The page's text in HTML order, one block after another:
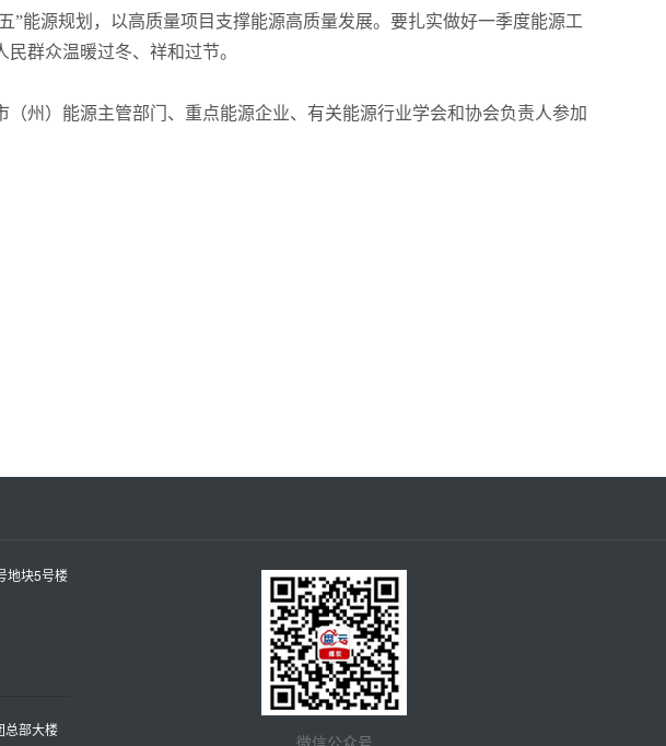
”能源规划，以高质量项目支撑能源高质量发展。要扎实做好一季度能源工
群众温暖过冬、祥和过节。
州）能源主管部门、重点能源企业、有关能源行业学会和协会负责人参加
地块5号楼
总部大楼
微信公众号